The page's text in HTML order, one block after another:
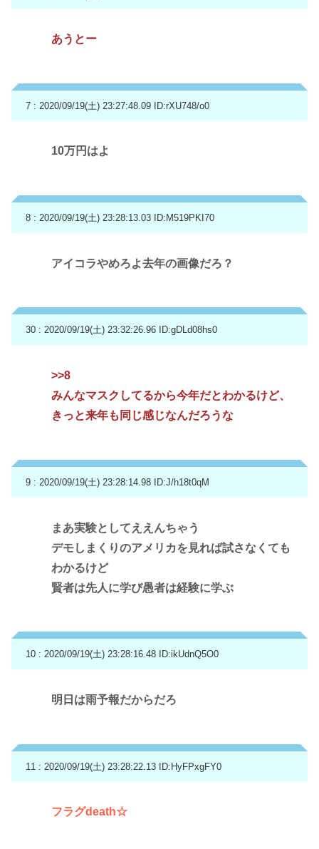
あうとー
7 : 2020/09/19(土) 23:27:48.09 ID:rXU748/o0
10万円はよ
8 : 2020/09/19(土) 23:28:13.03 ID:M519PKI70
アイコラやめろよ去年の画像だろ？
30 : 2020/09/19(土) 23:32:26.96 ID:gDLd08hs0
>>8
みんなマスクしてるから今年だとわかるけど、
きっと来年も同じ感じなんだろうな
9 : 2020/09/19(土) 23:28:14.98 ID:J/h18t0qM
まあ実験としてええんちゃう
デモしまくりのアメリカを見れば試さなくても
わかるけど
賢者は先人に学び愚者は経験に学ぶ
10 : 2020/09/19(土) 23:28:16.48 ID:ikUdnQ5O0
明日は雨予報だからだろ
11 : 2020/09/19(土) 23:28:22.13 ID:HyFPxgFY0
フラグdeath☆